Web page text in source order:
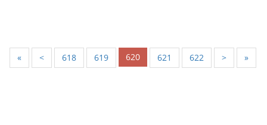
« < 618 619 620 621 622 > »